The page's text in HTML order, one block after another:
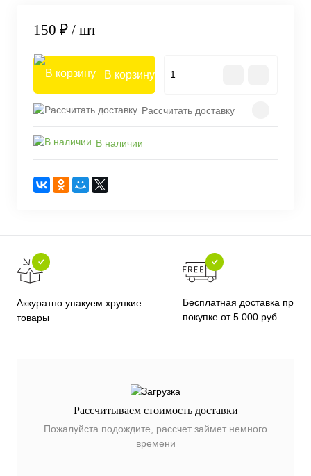
150 ₽ / шт
В корзину
Рассчитать доставку
В наличии
Аккуратно упакуем хрупкие
товары
Бесплатная доставка при
покупке от 5 000 руб
Рассчитываем стоимость доставки
Пожалуйста подождите, рассчет займет немного
времени